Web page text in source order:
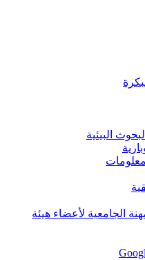
البيئية
الجامعية لأعضاء هيئة